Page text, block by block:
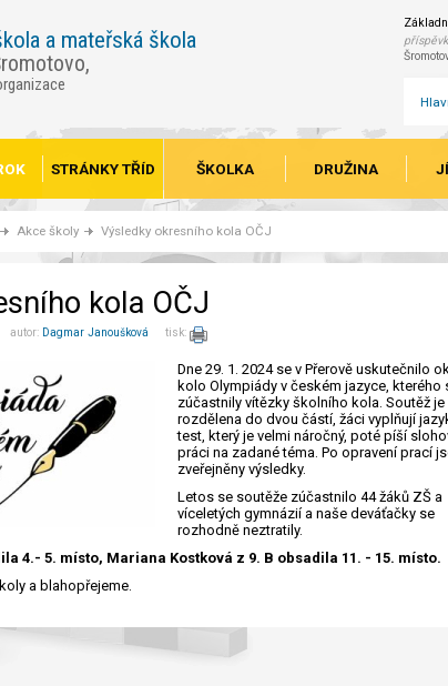
a mateřská škola
STRÁNKY TŘÍD ŠKOLKA DRUŽINA
Akce školy Výsledky okresního kola OČJ
kola OČJ
autor: Dagmar Janoušková tisk:
Dne 29. 1. 2024 se v Přerově uskutečnilo
kolo Olympiády v českém jazyce, kterého
zúčastnily vítězky školního kola. Soutěž je
rozdělena do dvou částí, žáci vyplňují
test, který je velmi náročný, poté píší
práci na zadané téma. Po opravení prací
zveřejněny výsledky.
Letos se soutěže zúčastnilo 44 žáků ZŠ a
víceletých gymnázií a naše deváťačky se
rozhodně neztratily.
4.- 5. místo, Mariana Kostková z 9. B obsadila 11. - 15. místo.
a blahopřejeme.